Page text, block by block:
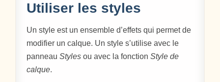
Utiliser les styles
Un style est un ensemble d’effets qui permet de
modifier un calque. Un style s’utilise avec le
panneauStyles ou avec la fonctionStyle de
calque.